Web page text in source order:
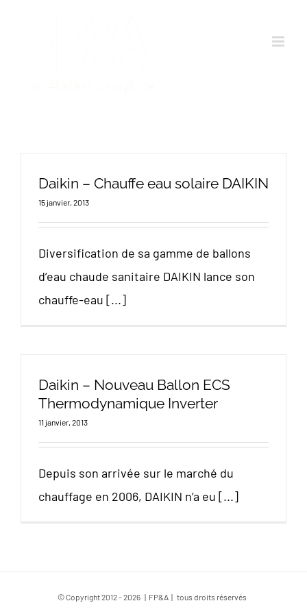
Daikin – Chauffe eau solaire DAIKIN
15 janvier, 2013
Diversification de sa gamme de ballons
d’eau chaude sanitaire DAIKIN lance son
chauffe-eau [...]
Daikin – Nouveau Ballon ECS
Thermodynamique Inverter
11 janvier, 2013
Depuis son arrivée sur le marché du
chauffage en 2006, DAIKIN n’a eu [...]
© Copyright 2012 -2026 | FP&A | tous droits réservés